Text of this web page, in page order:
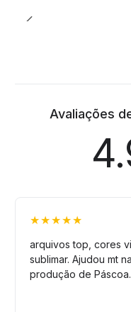
Avaliações
★★★★★
arquivos top, cores
sublimar. Ajudou mt
produção de Páscoa.